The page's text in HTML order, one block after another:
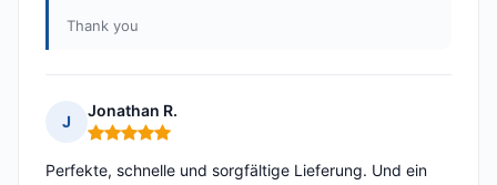
Thank you
J
Jonathan R.
Hinweis: 5 von 5
Perfekte, schnelle und sorgfältige Lieferung. Und ein